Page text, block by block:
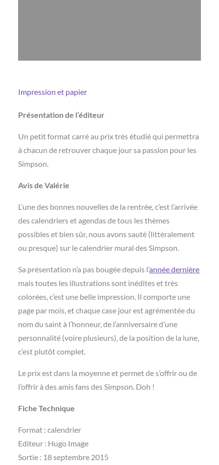
Impression et papier
Présentation de l’éditeur
Un petit format carré au prix très étudié qui permettra
à chacun de retrouver chaque jour sa passion pour les
Simpson.
Avis de Valérie
L’une des bonnes nouvelles de la rentrée, c’est l’arrivée
des calendriers et agendas de tous les thèmes
possibles et bien sûr, nous avons sauté (littéralement
ou presque) sur le calendrier mural des Simpson.
Sa présentation n’a pas bougée depuis l’année dernière
mais toutes les illustrations sont inédites et très
colorées, c’est une belle impression. Il comporte une
page par mois, et chaque case jour est agrémentée du
nom du saint à l’honneur, de l’anniversaire d’une
personnalité (voire plusieurs), de la position de la lune,
c’est plutôt complet.
Le prix est dans la moyenne et permet de s’offrir ou de
l’offrir à des amis fans des Simpson. Doh !
Fiche Technique
Format : calendrier
Editeur : Hugo Image
Sortie : 18 septembre 2015